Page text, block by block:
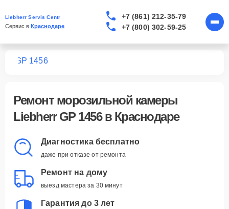
Liebherr Servis Centr
Сервис в Краснодаре
+7 (861) 212-35-79
+7 (800) 302-59-25
GP 1456
Ремонт морозильной камеры
Liebherr GP 1456в Краснодаре
Диагностика бесплатно
даже при отказе от ремонта
Ремонт на дому
выезд мастера за 30 минут
Гарантия до 3 лет